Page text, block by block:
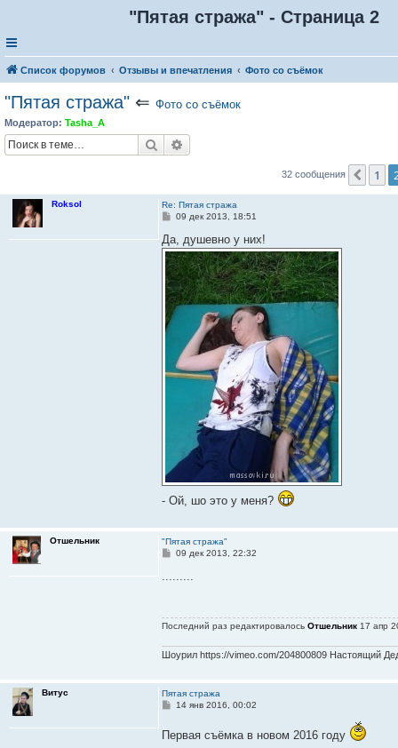
"Пятая стража" - Страница 2
Список форумов Отзывы и впечатления Фото со съёмок
"Пятая стража" ⇐ Фото со съёмок
Модератор: Tasha_A
Поиск
32 сообщения 1
Roksol
Re: Пятая стража
С
о
б
щ
е
н
и
е
09 дек 2013, 18:51
Да, душевно у них!
- Ой, шо это у меня?
Отшельник
"Пятая стража"
С
н
и
09 дек 2013, 22:32
Последний раз редактировалосьОтшельник 17 апр
Шоурил https://vimeo.com/204800809 Настоящий
Витус
Пятая стража
С
б
14 янв 2016, 00:02
Первая съёмка в новом 2016 году